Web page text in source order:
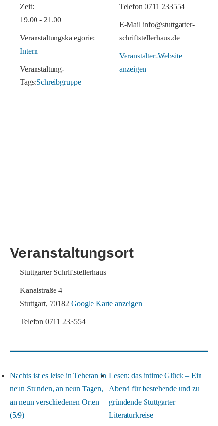
Zeit:
19:00 - 21:00
Veranstaltungskategorie:
Intern
Veranstaltung-
Tags:Schreibgruppe
Telefon 0711 233554
E-Mail info@stuttgarter-
schriftstellerhaus.de
Veranstalter-Website
anzeigen
Veranstaltungsort
Stuttgarter Schriftstellerhaus
Kanalstraße 4
Stuttgart, 70182 Google Karte anzeigen
Telefon 0711 233554
Nachts ist es leise in Teheran in
neun Stunden, an neun Tagen,
an neun verschiedenen Orten
(5/9)
Lesen: das intime Glück – Ein
Abend für bestehende und zu
gründende Stuttgarter
Literaturkreise